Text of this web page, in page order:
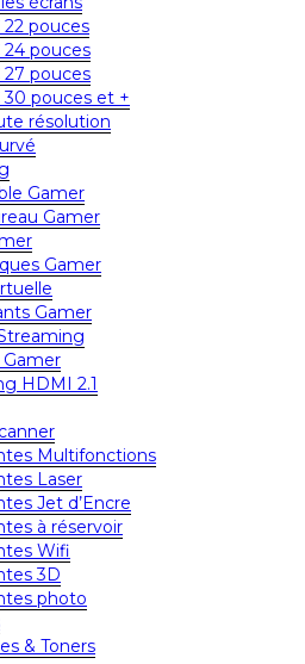
22 pouces
24 pouces
27 pouces
30 pouces et +
résolution
Gamer
Gamer
Gamer
Gamer
Gamer
HDMI 2.1
Multifonctions
Laser
Jet d’Encre
à réservoir
Wifi
3D
photo
& Toners